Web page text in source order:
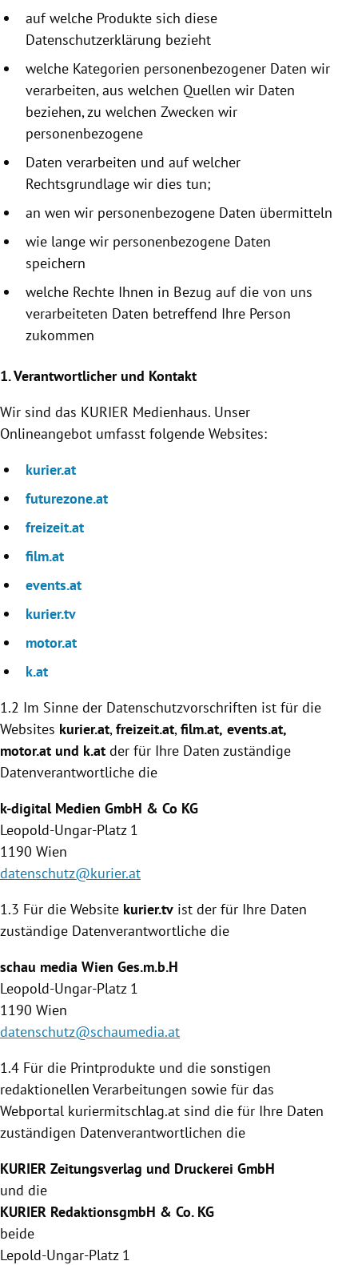
Untermenü
auf welche Produkte sich diese
Datenschutzerklärung bezieht
welche Kategorien personenbezogener Daten wir
verarbeiten, aus welchen Quellen wir Daten
beziehen, zu welchen Zwecken wir
personenbezogene
Daten verarbeiten und auf welcher
Rechtsgrundlage wir dies tun;
an wen wir personenbezogene Daten übermitteln
wie lange wir personenbezogene Daten
speichern
welche Rechte Ihnen in Bezug auf die von uns
verarbeiteten Daten betreffend Ihre Person
zukommen
1. Verantwortlicher und Kontakt
Wir sind das KURIER Medienhaus. Unser
Onlineangebot umfasst folgende Websites:
kurier.at
futurezone.at
freizeit.at
film.at
events.at
kurier.tv
motor.at
k.at
1.2 Im Sinne der Datenschutzvorschriften ist für die
Websites kurier.at, freizeit.at, film.at, events.at,
motor.at und k.at der für Ihre Daten zuständige
Datenverantwortliche die
k-digital Medien GmbH & Co KG
Leopold-Ungar-Platz 1
1190 Wien
datenschutz@kurier.at
1.3 Für die Website kurier.tv ist der für Ihre Daten
zuständige Daten­verantwortliche die
schau media Wien Ges.m.b.H
Leopold-Ungar-Platz 1
1190 Wien
datenschutz@schaumedia.at
1.4 Für die Printprodukte und die sonstigen
redaktionellen Verarbeitungen sowie für das
Webportal kuriermitschlag.at sind die für Ihre Daten
zuständigen Datenverantwortlichen die
KURIER Zeitungsverlag und Druckerei GmbH
und die
KURIER RedaktionsgmbH & Co. KG
beide
Lepold-Ungar-Platz 1